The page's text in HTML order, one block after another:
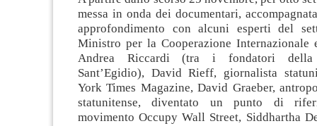
messa in onda dei documentari,
approfondimento con alcuni esperti del
Ministro per la Cooperazione Internazionale
Andrea Riccardi (tra i fondatori
Sant’Egidio), David Rieff, giornalista
York Times Magazine, David Graeber,
statunitense, diventato un punto di
movimento Occupy Wall Street, Siddhartha